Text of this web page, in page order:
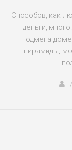
Способов, как
деньги,
подмена
пирамиды,